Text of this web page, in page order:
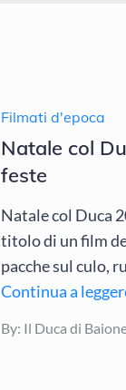
Filmati d'epoca
Natale col
feste
Natale col Duca
titolo di un film
pacche sul culo,
Continua a
By: Il Duca di